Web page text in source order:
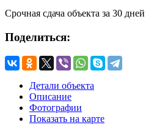
Срочная сдача объекта за 30 дней
Поделиться:
Детали объекта
Описание
Фотографии
Показать на карте